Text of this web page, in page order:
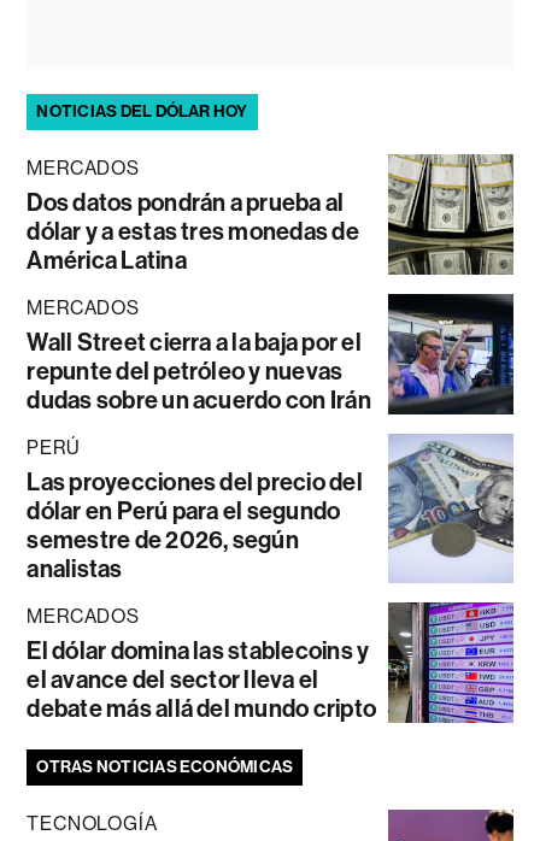
NOTICIAS DEL DÓLAR HOY
MERCADOS
Dos datos pondrán a prueba al
dólar y a estas tres monedas de
América Latina
MERCADOS
Wall Street cierra a la baja por el
repunte del petróleo y nuevas
dudas sobre un acuerdo con Irán
PERÚ
Las proyecciones del precio del
dólar en Perú para el segundo
semestre de 2026, según
analistas
MERCADOS
El dólar domina las stablecoins y
el avance del sector lleva el
debate más allá del mundo cripto
OTRAS NOTICIAS ECONÓMICAS
TECNOLOGÍA